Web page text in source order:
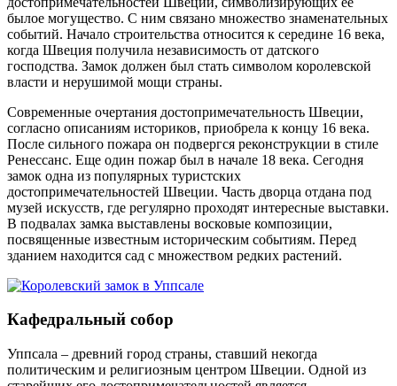
былое могущество. С ним связано множество знаменательных
событий. Начало строительства относится к середине 16 века,
когда Швеция получила независимость от датского
господства. Замок должен был стать символом королевской
власти и нерушимой мощи страны.
Современные очертания достопримечательность Швеции,
согласно описаниям историков, приобрела к концу 16 века.
После сильного пожара он подвергся реконструкции в стиле
Ренессанс. Еще один пожар был в начале 18 века. Сегодня
замок одна из популярных туристских
достопримечательностей Швеции. Часть дворца отдана под
музей искусств, где регулярно проходят интересные выставки.
В подвалах замка выставлены восковые композиции,
посвященные известным историческим событиям. Перед
зданием находится сад с множеством редких растений.
Кафедральный собор
Уппсала – древний город страны, ставший некогда
политическим и религиозным центром Швеции. Одной из